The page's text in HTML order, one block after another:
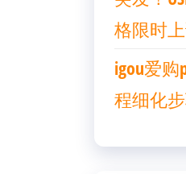
格限时
igou爱
程细化